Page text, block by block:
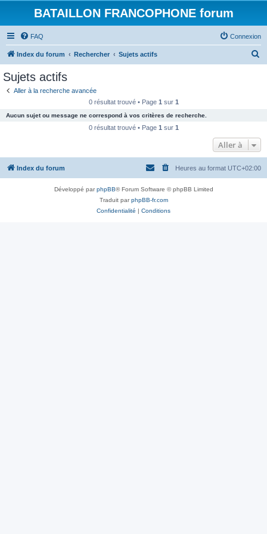
BATAILLON FRANCOPHONE forum
FAQ Connexion
Index du forum Rechercher Sujets actifs
c
e
Sujets actifs
Aller à la recherche avancée
0 résultat trouvé • Page 1 sur 1
Aucun sujet ou message ne correspond à vos critères de recherche.
0 résultat trouvé • Page 1 sur 1
Aller à
Index du forum Heures au format UTC+02:00
Développé parphpBB® Forum Software © phpBB Limited
Traduit parphpBB-fr.com
Confidentialité | Conditions